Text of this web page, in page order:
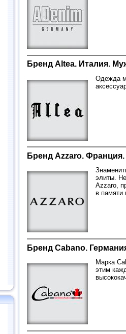
Бренд Altea. Италия.
Одежда
Бренд Azzaro. Франция.
элиты.
Azzaro,
в памяти
Бренд Cabano.
Марка
этим